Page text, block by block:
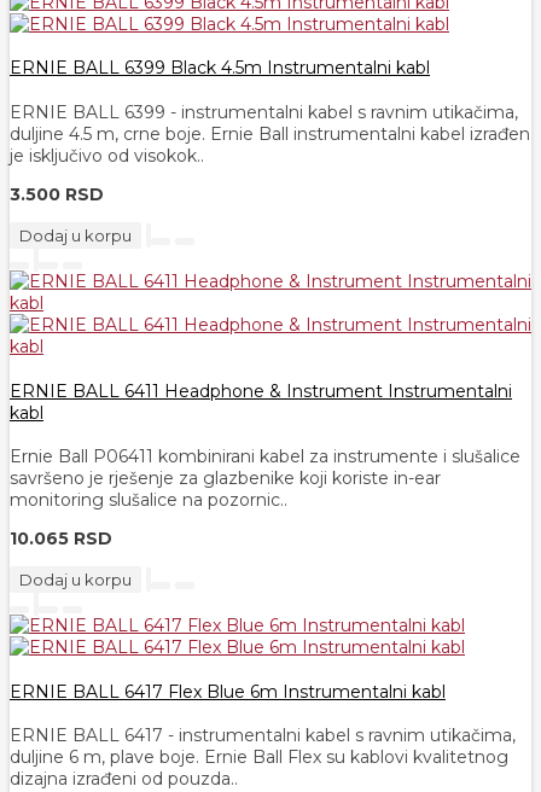
ERNIE BALL 6399 Black 4.5m Instrumentalni kabl
ERNIE BALL 6399 - instrumentalni kabel s ravnim utikačima,
duljine 4.5 m, crne boje. Ernie Ball instrumentalni kabel izrađen
je isključivo od visokok..
3.500 RSD
Dodaj u korpu
ERNIE BALL 6411 Headphone & Instrument Instrumentalni
kabl
Ernie Ball P06411 kombinirani kabel za instrumente i slušalice
savršeno je rješenje za glazbenike koji koriste in-ear
monitoring slušalice na pozornic..
10.065 RSD
Dodaj u korpu
ERNIE BALL 6417 Flex Blue 6m Instrumentalni kabl
ERNIE BALL 6417 - instrumentalni kabel s ravnim utikačima,
duljine 6 m, plave boje. Ernie Ball Flex su kablovi kvalitetnog
dizajna izrađeni od pouzda..